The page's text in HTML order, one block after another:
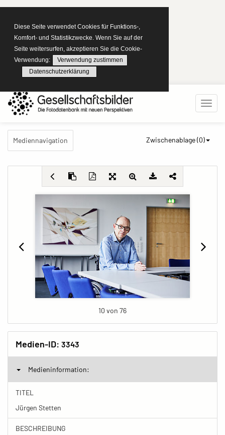
Diese Seite verwendet Cookies für Funktions-,
Komfort- und Statistikzwecke. Wenn Sie auf der
Seite weitersurfen, akzeptieren Sie die Cookie-
Verwendung:
Verwendung zustimmen
Datenschutzerklärung
Mediennavigation Zwischenablage (0)
10 von 76
Medien-ID: 3343
Medieninformation:
TITEL
Jürgen Stetten
BESCHREIBUNG